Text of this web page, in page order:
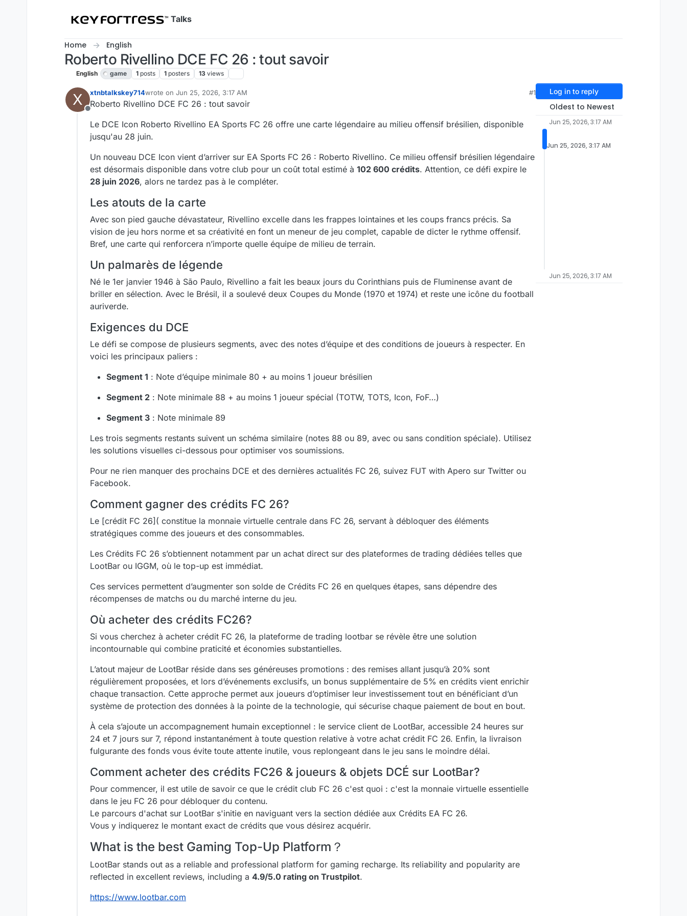
Talks
Home English
Roberto Rivellino DCE FC 26 : tout savoir
English game 1 posts 1 posters 13 views
X
Offline
xtnbtalkskey714wrote on Jun 25, 2026, 3:17 AM
last edited by
#1
Roberto Rivellino DCE FC 26 : tout savoir
Le DCE Icon Roberto Rivellino EA Sports FC 26 offre une carte légendaire au milieu offensif brésilien, disponible
jusqu'au 28 juin.
Un nouveau DCE Icon vient d’arriver sur EA Sports FC 26 : Roberto Rivellino. Ce milieu offensif brésilien légendaire
est désormais disponible dans votre club pour un coût total estimé à 102 600 crédits. Attention, ce défi expire le
28 juin 2026, alors ne tardez pas à le compléter.
Les atouts de la carte
Avec son pied gauche dévastateur, Rivellino excelle dans les frappes lointaines et les coups francs précis. Sa
vision de jeu hors norme et sa créativité en font un meneur de jeu complet, capable de dicter le rythme offensif.
Bref, une carte qui renforcera n’importe quelle équipe de milieu de terrain.
Un palmarès de légende
Né le 1er janvier 1946 à São Paulo, Rivellino a fait les beaux jours du Corinthians puis de Fluminense avant de
briller en sélection. Avec le Brésil, il a soulevé deux Coupes du Monde (1970 et 1974) et reste une icône du football
auriverde.
Exigences du DCE
Le défi se compose de plusieurs segments, avec des notes d’équipe et des conditions de joueurs à respecter. En
voici les principaux paliers :
Segment 1 : Note d’équipe minimale 80 + au moins 1 joueur brésilien
Segment 2 : Note minimale 88 + au moins 1 joueur spécial (TOTW, TOTS, Icon, FoF…)
Segment 3 : Note minimale 89
Les trois segments restants suivent un schéma similaire (notes 88 ou 89, avec ou sans condition spéciale). Utilisez
les solutions visuelles ci-dessous pour optimiser vos soumissions.
Pour ne rien manquer des prochains DCE et des dernières actualités FC 26, suivez FUT with Apero sur Twitter ou
Facebook.
Comment gagner des crédits FC 26?
Le [crédit FC 26]( constitue la monnaie virtuelle centrale dans FC 26, servant à débloquer des éléments
stratégiques comme des joueurs et des consommables.
Les Crédits FC 26 s’obtiennent notamment par un achat direct sur des plateformes de trading dédiées telles que
LootBar ou IGGM, où le top-up est immédiat.
Ces services permettent d’augmenter son solde de Crédits FC 26 en quelques étapes, sans dépendre des
récompenses de matchs ou du marché interne du jeu.
Où acheter des crédits FC26?
Si vous cherchez à acheter crédit FC 26, la plateforme de trading lootbar se révèle être une solution
incontournable qui combine praticité et économies substantielles.
L’atout majeur de LootBar réside dans ses généreuses promotions : des remises allant jusqu’à 20% sont
régulièrement proposées, et lors d’événements exclusifs, un bonus supplémentaire de 5% en crédits vient enrichir
chaque transaction. Cette approche permet aux joueurs d’optimiser leur investissement tout en bénéficiant d’un
système de protection des données à la pointe de la technologie, qui sécurise chaque paiement de bout en bout.
À cela s’ajoute un accompagnement humain exceptionnel : le service client de LootBar, accessible 24 heures sur
24 et 7 jours sur 7, répond instantanément à toute question relative à votre achat crédit FC 26. Enfin, la livraison
fulgurante des fonds vous évite toute attente inutile, vous replongeant dans le jeu sans le moindre délai.
Comment acheter des crédits FC26 & joueurs & objets DCÉ sur LootBar?
Pour commencer, il est utile de savoir ce que le crédit club FC 26 c'est quoi : c'est la monnaie virtuelle essentielle
dans le jeu FC 26 pour débloquer du contenu.
Le parcours d'achat sur LootBar s'initie en naviguant vers la section dédiée aux Crédits EA FC 26.
Vous y indiquerez le montant exact de crédits que vous désirez acquérir.
What is the best Gaming Top-Up Platform？
LootBar stands out as a reliable and professional platform for gaming recharge. Its reliability and popularity are
reflected in excellent reviews, including a 4.9/5.0 rating on Trustpilot.
https://www.lootbar.com
Log in to reply
Oldest to Newest
Jun 25, 2026, 3:17 AM
Jun 25, 2026, 3:17 AM
Jun 25, 2026, 3:17 AM